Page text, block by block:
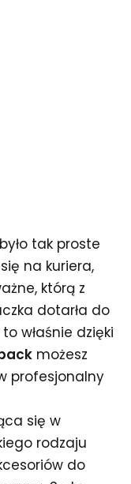
tak proste
na kuriera,
którą z
dotarła do
właśnie dzięki
możesz
profesjonalny
się w
rodzaju
do